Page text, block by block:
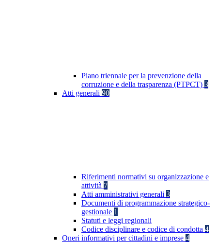
Piano triennale per la prevenzione della
corruzione e della trasparenza (PTPCT) 3
Atti generali 90
Riferimenti normativi su organizzazione e
attività 7
Atti amministrativi generali 3
Documenti di programmazione strategico-
gestionale 1
Statuti e leggi regionali
Codice disciplinare e codice di condotta 4
Oneri informativi per cittadini e imprese 4